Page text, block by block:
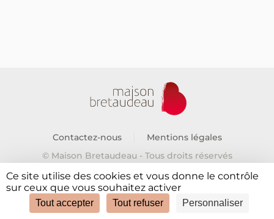
Contactez-nous
Mentions légales
© Maison Bretaudeau - Tous droits réservés
Ce site utilise des cookies et vous donne le contrôle
sur ceux que vous souhaitez activer
Tout accepter Tout refuser Personnaliser